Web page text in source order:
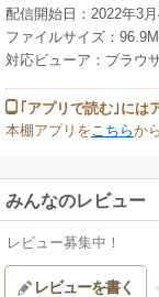
配信開始日：2022年3月
ファイルサイズ：
対応ビューア：ブラウ
｢アプリで読む｣には
本棚アプリを こちらか
みんなのレビュー
レビュー募集中！
レビューを書く